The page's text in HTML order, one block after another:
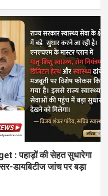
: पहाड़ों की सेहत सुधारेगा
डायबिटीज जांच पर बड़ा